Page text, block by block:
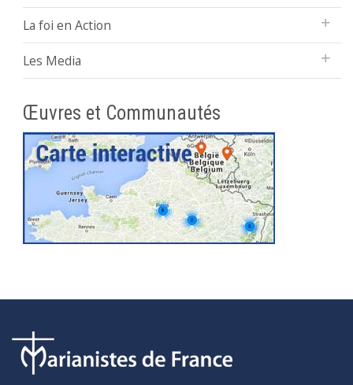
La foi en Action
Les Media
Œuvres et Communautés